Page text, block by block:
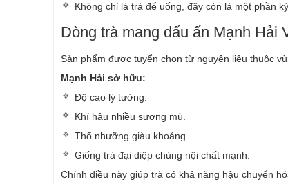
Không chỉ là trà để uống, đây còn là một phần
Dòng trà mang dấu ấn Mạnh Hải
Sản phẩm được tuyển chọn từ nguyên liệu thuộc
Mạnh Hải sở hữu:
Độ cao lý tưởng.
Khí hậu nhiều sương mù.
Thổ nhưỡng giàu khoáng.
Giống trà đại diệp chủng nội chất mạnh.
Chính điều này giúp trà có khả năng hậu chuyển